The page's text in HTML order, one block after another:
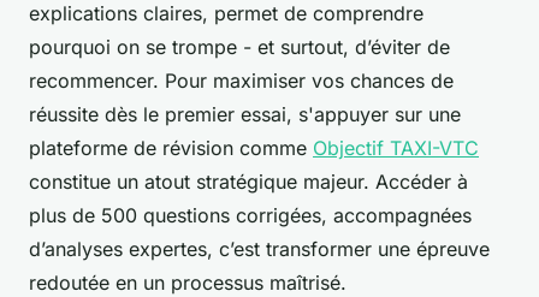
explications claires, permet de comprendre
pourquoi on se trompe - et surtout, d’éviter de
recommencer. Pour maximiser vos chances de
réussite dès le premier essai, s'appuyer sur une
plateforme de révision comme Objectif TAXI-VTC
constitue un atout stratégique majeur. Accéder à
plus de 500 questions corrigées, accompagnées
d’analyses expertes, c’est transformer une épreuve
redoutée en un processus maîtrisé.